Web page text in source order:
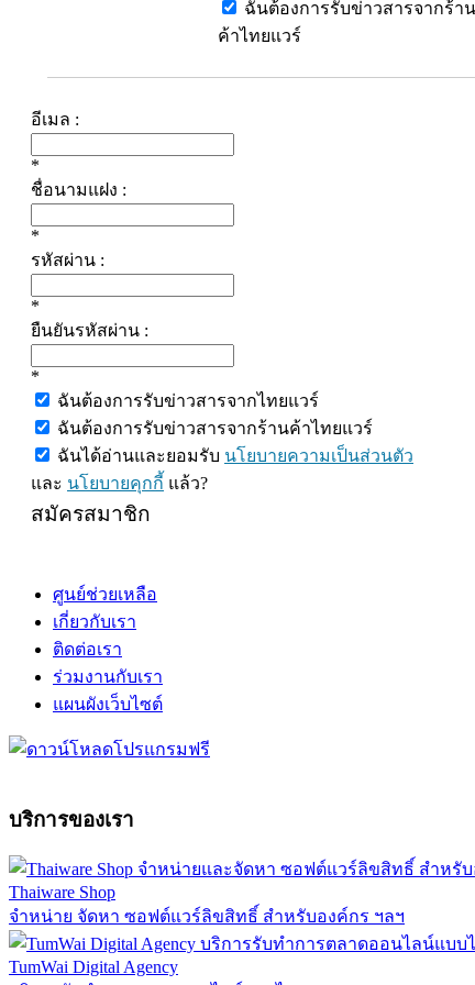
ฉันต้องการรับข่าวสารจากร้าน
ค้าไทยแวร์
อีเมล :
*
ชื่อนามแฝง :
*
รหัสผ่าน :
*
ยืนยันรหัสผ่าน :
*
ฉันต้องการรับข่าวสารจากไทยแวร์
ฉันต้องการรับข่าวสารจากร้านค้าไทยแวร์
ฉันได้อ่านและยอมรับ นโยบายความเป็นส่วนตัว
และ นโยบายคุกกี้ แล้ว?
สมัครสมาชิก
ศูนย์ช่วยเหลือ
เกี่ยวกับเรา
ติดต่อเรา
ร่วมงานกับเรา
แผนผังเว็บไซต์
บริการของเรา
Thaiware Shop
จำหน่าย จัดหา ซอฟต์แวร์ลิขสิทธิ์ สำหรับองค์กร ฯลฯ
TumWai Digital Agency